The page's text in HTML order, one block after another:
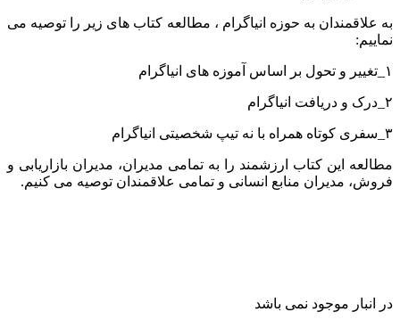
به علاقمندان به حوزه انیاگرام ، مطالعه کتاب های زیر را توصیه می
نماییم:
۱_تغییر و تحول بر اساس آموزه های انیاگرام
۲_درک و دریافت انیاگرام
۳_سفری کوتاه همراه با نه تیپ شخصیتی انیاگرام
مطالعه این کتاب ارزشمند را به تمامی مدیران، مدیران بازاریابی و
فروش، مدیران منابع انسانی و تمامی علاقمندان توصیه می کنیم.
در انبار موجود نمی باشد